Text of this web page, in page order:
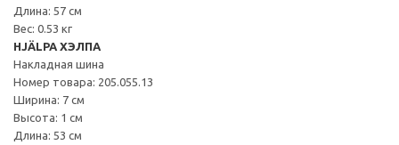
Длина: 57 см
Вес: 0.53 кг
HJÄLPA ХЭЛПА
Накладная шина
Номер товара: 205.055.13
Ширина: 7 см
Высота: 1 см
Длина: 53 см